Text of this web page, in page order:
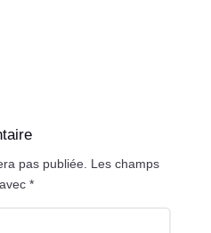
pas publiée. Les champs
*